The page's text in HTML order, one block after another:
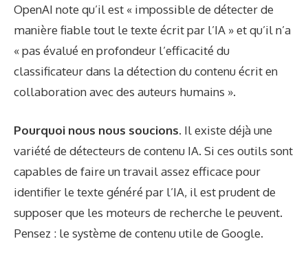
OpenAI note qu’il est « impossible de détecter de
manière fiable tout le texte écrit par l’IA » et qu’il n’a
« pas évalué en profondeur l’efficacité du
classificateur dans la détection du contenu écrit en
collaboration avec des auteurs humains ».
Pourquoi nous nous soucions. Il existe déjà une
variété de détecteurs de contenu IA. Si ces outils sont
capables de faire un travail assez efficace pour
identifier le texte généré par l’IA, il est prudent de
supposer que les moteurs de recherche le peuvent.
Pensez : le système de contenu utile de Google.